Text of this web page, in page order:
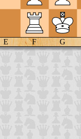
E F G